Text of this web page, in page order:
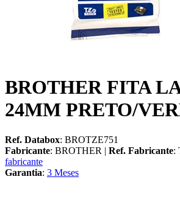
BROTHER FITA
24MM PRETO/
Ref. Databox: BROTZE751
Fabricante: BROTHER | Ref. Fabricante:
fabricante
Garantia: 3 Meses